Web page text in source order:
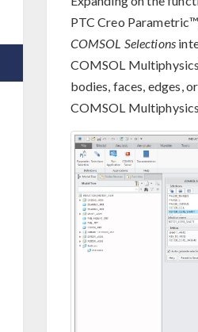
PTC Creo
COMSOL Selections
COMSOL Multiphysics
bodies, faces, edges,
COMSOL Multiphysics